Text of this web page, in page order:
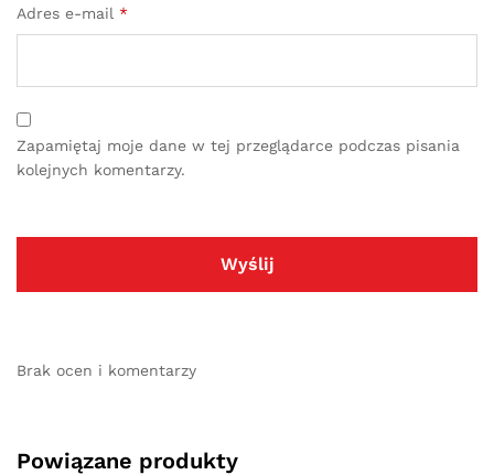
Adres e-mail *
Zapamiętaj moje dane w tej przeglądarce podczas pisania
kolejnych komentarzy.
Brak ocen i komentarzy
Powiązane produkty